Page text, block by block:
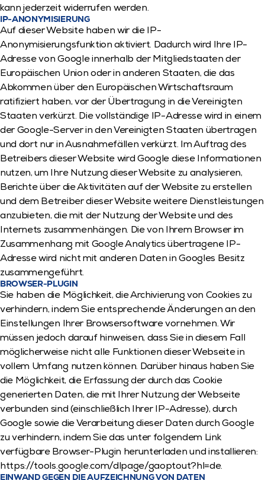
kann jederzeit widerrufen werden.
IP-ANONYMISIERUNG
Auf dieser Website haben wir die IP-
Anonymisierungsfunktion aktiviert. Dadurch wird Ihre IP-
Adresse von Google innerhalb der Mitgliedstaaten der
Europäischen Union oder in anderen Staaten, die das
Abkommen über den Europäischen Wirtschaftsraum
ratifiziert haben, vor der Übertragung in die Vereinigten
Staaten verkürzt. Die vollständige IP-Adresse wird in einem
der Google-Server in den Vereinigten Staaten übertragen
und dort nur in Ausnahmefällen verkürzt. Im Auftrag des
Betreibers dieser Website wird Google diese Informationen
nutzen, um Ihre Nutzung dieser Website zu analysieren,
Berichte über die Aktivitäten auf der Website zu erstellen
und dem Betreiber dieser Website weitere Dienstleistungen
anzubieten, die mit der Nutzung der Website und des
Internets zusammenhängen. Die von Ihrem Browser im
Zusammenhang mit Google Analytics übertragene IP-
Adresse wird nicht mit anderen Daten in Googles Besitz
zusammengeführt.
BROWSER-PLUGIN
Sie haben die Möglichkeit, die Archivierung von Cookies zu
verhindern, indem Sie entsprechende Änderungen an den
Einstellungen Ihrer Browsersoftware vornehmen. Wir
müssen jedoch darauf hinweisen, dass Sie in diesem Fall
möglicherweise nicht alle Funktionen dieser Webseite in
vollem Umfang nutzen können. Darüber hinaus haben Sie
die Möglichkeit, die Erfassung der durch das Cookie
generierten Daten, die mit Ihrer Nutzung der Webseite
verbunden sind (einschließlich Ihrer IP-Adresse), durch
Google sowie die Verarbeitung dieser Daten durch Google
zu verhindern, indem Sie das unter folgendem Link
verfügbare Browser-Plugin herunterladen und installieren:
https://tools.google.com/dlpage/gaoptout?hl=de.
EINWAND GEGEN DIE AUFZEICHNUNG VON DATEN